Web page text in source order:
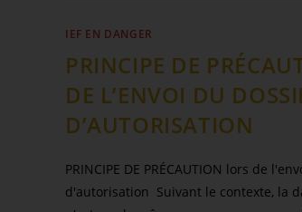
IEF EN DANGER
PRINCIPE DE
DE L’ENVOI DU
D’AUTORISATION
PRINCIPE DE PRÉCAUTION lors de
d'autorisation Suivant le contexte, la